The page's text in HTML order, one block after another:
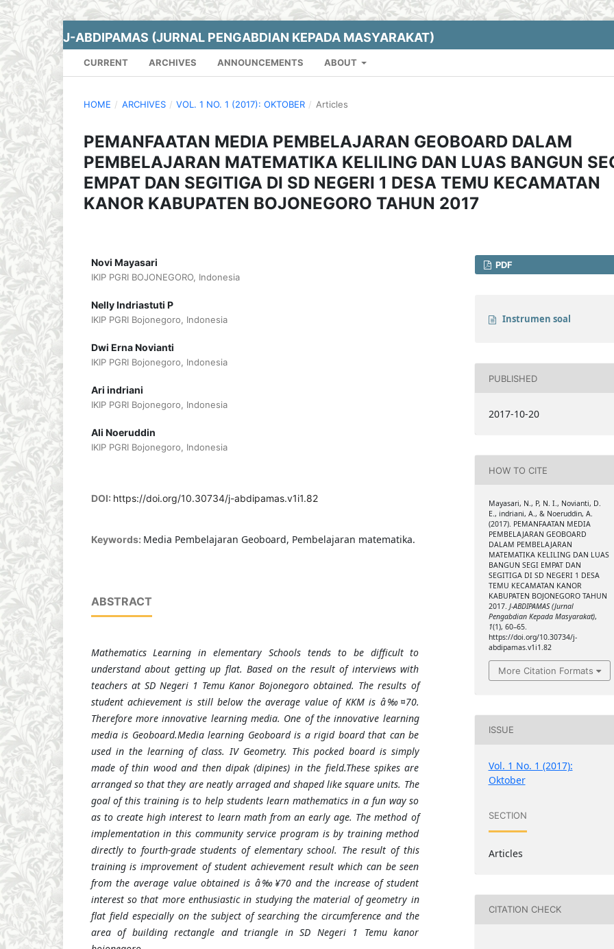
J-ABDIPAMAS (JURNAL PENGABDIAN KEPADA MASYARAKAT)
CURRENT ARCHIVES ANNOUNCEMENTS ABOUT
HOME / ARCHIVES / VOL. 1 NO. 1 (2017): OKTOBER / Articles
PEMANFAATAN MEDIA PEMBELAJARAN GEOBOARD DALAM
PEMBELAJARAN MATEMATIKA KELILING DAN LUAS BANGUN
EMPAT DAN SEGITIGA DI SD NEGERI 1 DESA TEMU KECAMATAN
KANOR KABUPATEN BOJONEGORO TAHUN 2017
Novi Mayasari
IKIP PGRI BOJONEGORO, Indonesia
Nelly Indriastuti P
IKIP PGRI Bojonegoro, Indonesia
Dwi Erna Novianti
IKIP PGRI Bojonegoro, Indonesia
Ari indriani
IKIP PGRI Bojonegoro, Indonesia
Ali Noeruddin
IKIP PGRI Bojonegoro, Indonesia
DOI: https://doi.org/10.30734/j-abdipamas.v1i1.82
Keywords: Media Pembelajaran Geoboard, Pembelajaran matematika.
ABSTRACT
Mathematics Learning in elementary Schools tends to be difficult to
understand about getting up flat. Based on the result of interviews with
teachers at SD Negeri 1 Temu Kanor Bojonegoro obtained. The results of
student achievement is still below the average value of KKM is â‰¤70.
Therefore more innovative learning media. One of the innovative learning
media is Geoboard.Media learning Geoboard is a rigid board that can be
used in the learning of class. IV Geometry. This pocked board is simply
made of thin wood and then dipak (dipines) in the field.These spikes are
arranged so that they are neatly arraged and shaped like square units. The
goal of this training is to help students learn mathematics in a fun way so
as to create high interest to learn math from an early age. The method of
implementation in this community service program is by training method
directly to fourth-grade students of elementary school. The result of this
training is improvement of student achievement result which can be seen
from the average value obtained is â‰¥70 and the increase of student
interest so that more enthusiastic in studying the material of geometry in
flat field especially on the subject of searching the circumference and the
area of building rectangle and triangle in SD Negeri 1 Temu kanor
PDF
Instrumen soal
PUBLISHED
2017-10-20
HOW TO CITE
Mayasari, N., P, N. I., Novianti, D.
E., indriani, A., & Noeruddin, A.
(2017). PEMANFAATAN MEDIA
PEMBELAJARAN GEOBOARD
DALAM PEMBELAJARAN
MATEMATIKA KELILING DAN LUAS
BANGUN SEGI EMPAT DAN
SEGITIGA DI SD NEGERI 1 DESA
TEMU KECAMATAN KANOR
KABUPATEN BOJONEGORO TAHUN
2017. J-ABDIPAMAS (Jurnal
Pengabdian Kepada Masyarakat),
1(1), 60–65.
https://doi.org/10.30734/j-
abdipamas.v1i1.82
More Citation Formats
ISSUE
Vol. 1 No. 1 (2017):
Oktober
SECTION
Articles
CITATION CHECK